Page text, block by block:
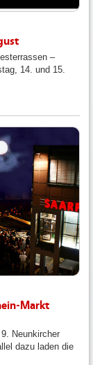
–
14. und 15.
Markt
Neunkircher
dazu laden die